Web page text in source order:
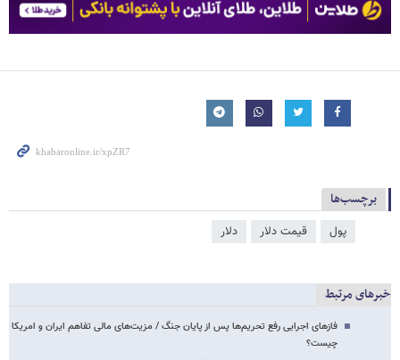
برچسب‌ها
پول قیمت دلار دلار
خبرهای مرتبط
فازهای اجرایی رفع تحریم‌ها پس از پایان جنگ / مزیت‌های مالی تفاهم ایران و امریکا
چیست؟